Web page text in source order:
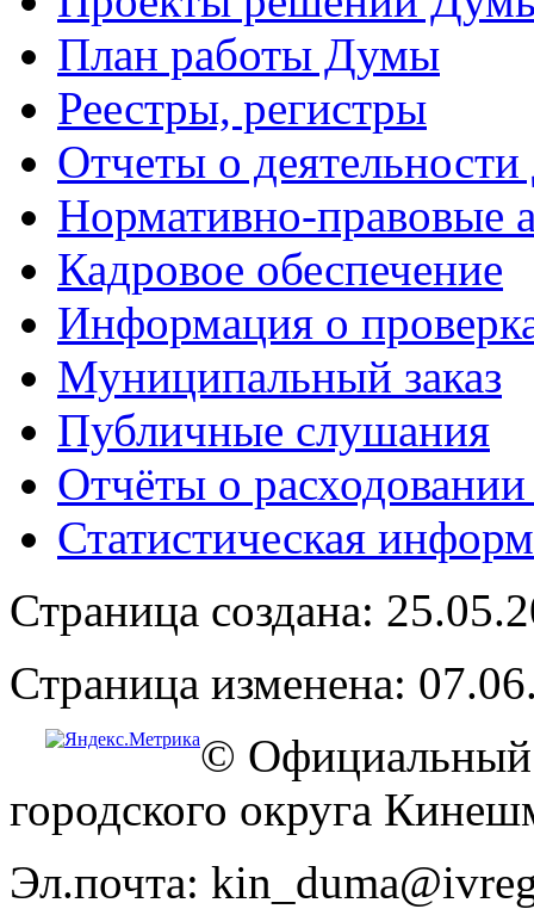
План работы Думы
Реестры, регистры
Отчеты о
Нормативно-правовые
Кадровое обеспечение
Информация о
Муниципальный заказ
Публичные слушания
Отчёты о
Статистическая
Страница создана:
Страница изменена:
© Официальный
городского округа
Эл.почта: